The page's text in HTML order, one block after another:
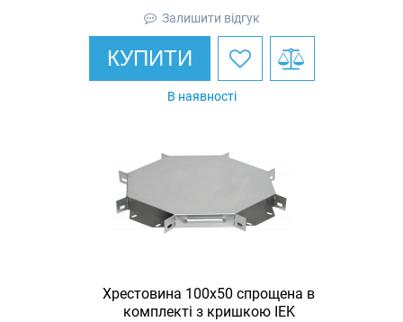
Залишити відгук
КУПИТИ
В наявності
Хрестовина 100х50 спрощена в
комплекті з кришкою IEK